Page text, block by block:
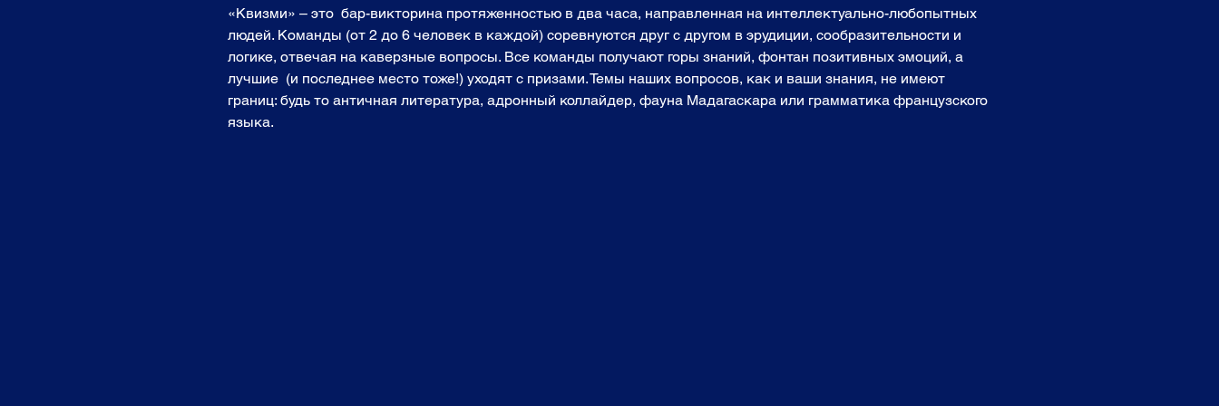
«Квизми» – это  бар-викторина протяженностью в два часа, направленная на интеллектуально-любопытных
людей. Команды (от 2 до 6 человек в каждой) соревнуются друг с другом в эрудиции, сообразительности и
логике, отвечая на каверзные вопросы. Все команды получают горы знаний, фонтан позитивных эмоций, а
лучшие  (и последнее место тоже!) уходят с призами. Темы наших вопросов, как и ваши знания, не имеют
границ: будь то античная литература, адронный коллайдер, фауна Мадагаскара или грамматика французского
языка.